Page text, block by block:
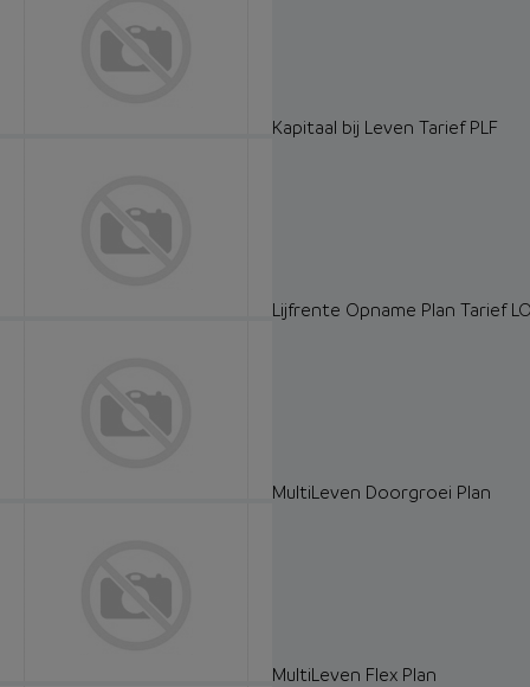
Kapitaal bij Leven Tarief PLF
Lijfrente Opname Plan Tarief
MultiLeven Doorgroei Plan
MultiLeven Flex Plan